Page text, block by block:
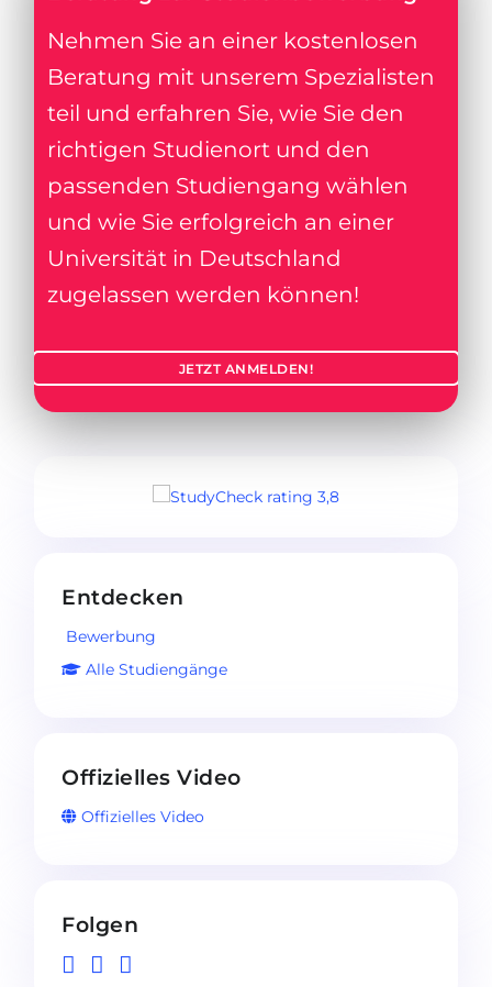
Nehmen Sie an einer kostenlosen
Beratung mit unserem Spezialisten
teil und erfahren Sie, wie Sie den
richtigen Studienort und den
passenden Studiengang wählen
und wie Sie erfolgreich an einer
Universität in Deutschland
zugelassen werden können!
JETZT ANMELDEN!
Entdecken
Bewerbung
Alle Studiengänge
Offizielles Video
Offizielles Video
Folgen